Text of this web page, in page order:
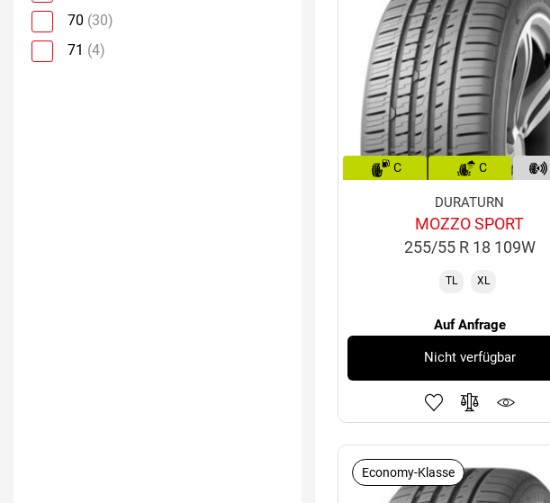
70 (30)
71 (4)
C C
DURATURN
MOZZO SPORT
255/55 R 18 109W
TL XL
Auf Anfrage
Nicht verfügbar
Economy-Klasse